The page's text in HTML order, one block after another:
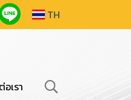
TH
เรา